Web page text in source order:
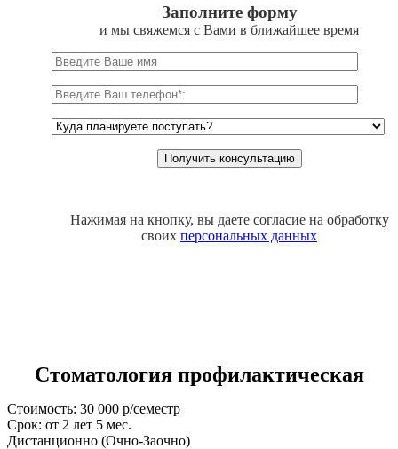
Заполните форму
и мы свяжемся с Вами в ближайшее время
Нажимая на кнопку, вы даете согласие на обработку
своих персональных данных
Стоматология профилактическая
Стоимость: 30 000 р/семестр
Срок: от 2 лет 5 мес.
Дистанционно (Очно-Заочно)